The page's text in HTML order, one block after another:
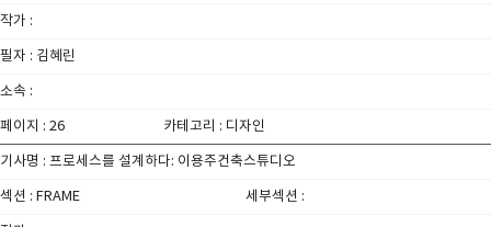
작가 :
필자 : 김혜린
소속 :
페이지 : 26 카테고리 : 디자인
기사명 : 프로세스를 설계하다: 이용주건축스튜디오
섹션 : FRAME 세부섹션 :